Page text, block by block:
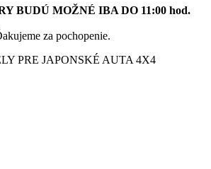
BUDÚ MOŽNÉ IBA DO 11:00 hod.
za pochopenie.
PRE JAPONSKÉ AUTA 4X4